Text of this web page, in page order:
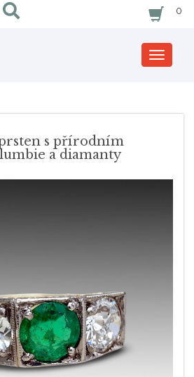
0
Zobrazit
nabidku
s přírodním
a diamanty